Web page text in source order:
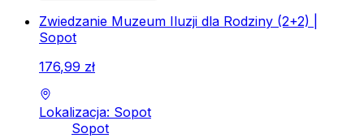
Zwiedzanie Muzeum Iluzji dla Rodziny (2+2) |
Sopot
176,99 zł
Lokalizacja: Sopot
Sopot